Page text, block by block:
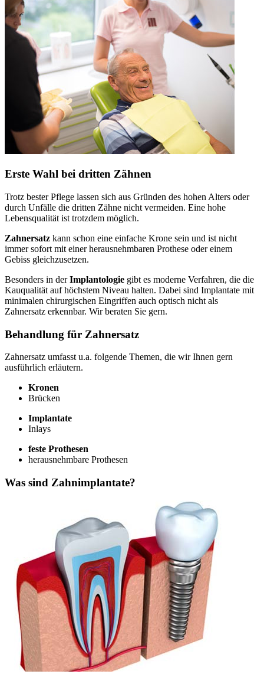
Erste Wahl bei dritten Zähnen
Trotz bester Pflege lassen sich aus Gründen des hohen Alters oder
durch Unfälle die dritten Zähne nicht vermeiden. Eine hohe
Lebensqualität ist trotzdem möglich.
Zahnersatz kann schon eine einfache Krone sein und ist nicht
immer sofort mit einer herausnehmbaren Prothese oder einem
Gebiss gleichzusetzen.
Besonders in derImplantologie gibt es moderne Verfahren, die die
Kauqualität auf höchstem Niveau halten. Dabei sind Implantate mit
minimalen chirurgischen Eingriffen auch optisch nicht als
Zahnersatz erkennbar. Wir beraten Sie gern.
Behandlung für Zahnersatz
Zahnersatz umfasst u.a. folgende Themen, die wir Ihnen gern
ausführlich erläutern.
Kronen
Brücken
Implantate
Inlays
feste Prothesen
herausnehmbare Prothesen
Was sind Zahnimplantate?